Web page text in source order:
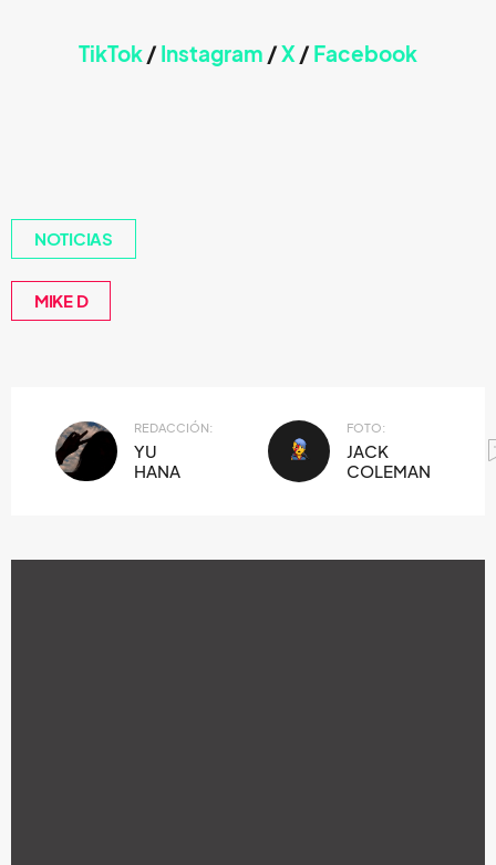
TikTok/ Instagram /X / Facebook
NOTICIAS
MIKE D
REDACCIÓN:
YU
HANA
FOTO:
JACK
COLEMAN